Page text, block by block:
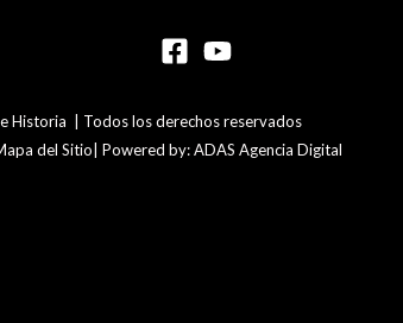
Historia | Todos los derechos reservados
del Sitio| Powered by: ADAS Agencia Digital